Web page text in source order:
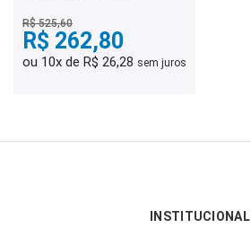
Administrativo
R$ 525,60
R$ 262,80
ou 10x de R$ 26,28 sem juros
INSTITUCIONAL